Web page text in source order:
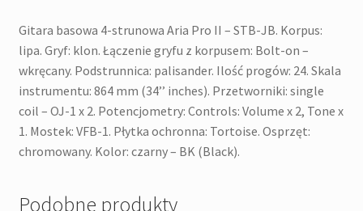
Gitara basowa 4-strunowa Aria Pro II – STB-JB. Korpus:
lipa. Gryf: klon. Łączenie gryfu z korpusem: Bolt-on –
wkręcany. Podstrunnica: palisander. Ilość progów: 24. Skala
instrumentu: 864 mm (34’’ inches). Przetworniki: single
coil – OJ-1 x 2. Potencjometry: Controls: Volume x 2, Tone x
1. Mostek: VFB-1. Płytka ochronna: Tortoise. Osprzęt:
chromowany. Kolor: czarny – BK (Black).
Podobne produkty